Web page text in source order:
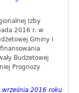
Izby
2016 r. w
Gminy i
Budżetowej
Prognozy
2016 roku